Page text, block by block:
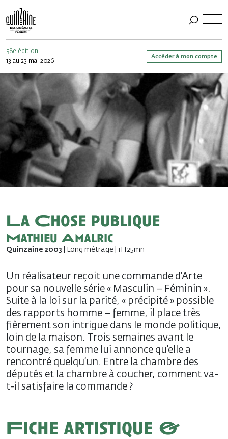
58e édition
13 au 23 mai 2026
Accéder à mon compte
La Chose publique
Mathieu Amalric
Quinzaine 2003 | Long métrage | 1H25mn
Un réalisateur reçoit une commande d’Arte
pour sa nouvelle série « Masculin – Féminin ».
Suite à la loi sur la parité, « précipité » possible
des rapports homme – femme, il place très
fièrement son intrigue dans le monde politique,
loin de la maison. Trois semaines avant le
tournage, sa femme lui annonce qu’elle a
rencontré quelqu’un. Entre la chambre des
députés et la chambre à coucher, comment va-
t-il satisfaire la commande ?
Fiche artistique &